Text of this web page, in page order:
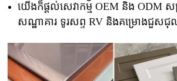
យើងក៏ផ្តល់សេវាកម្ម OEM និង ODM ស
សណ្ឋាគារ ទូរសព្ទ RV និងគម្រោងជួសជុ